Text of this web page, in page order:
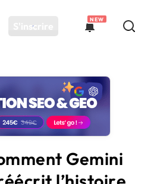
S'inscrire
NEW
Gemini